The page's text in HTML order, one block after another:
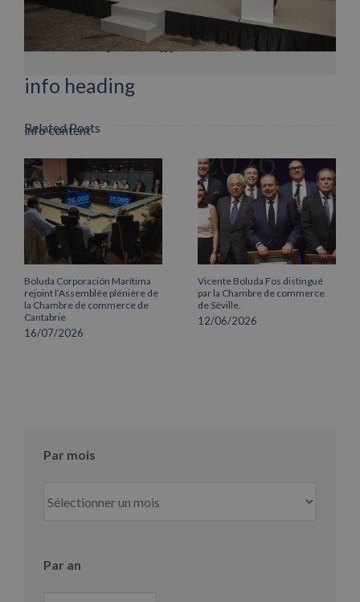
info heading
info content
Facebook
X LinkedInWhatsAppPinterest
Related Posts
Boluda Corporación Marítima
rejoint l’Assemblée plénière de
la Chambre de commerce de
Cantabrie
16/07/2026
Vicente Boluda Fos distingué
par la Chambre de commerce
de Séville.
12/06/2026
Par mois
mois
Par an